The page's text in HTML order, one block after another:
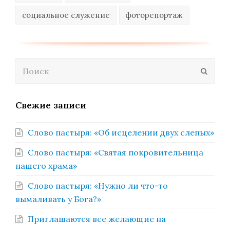
социальное служение фоторепортаж
Свежие записи
Слово пастыря: «Об исцелении двух слепых»
Слово пастыря: «Святая покровительница
нашего храма»
Слово пастыря: «Нужно ли что-то
вымаливать у Бога?»
Приглашаются все желающие на